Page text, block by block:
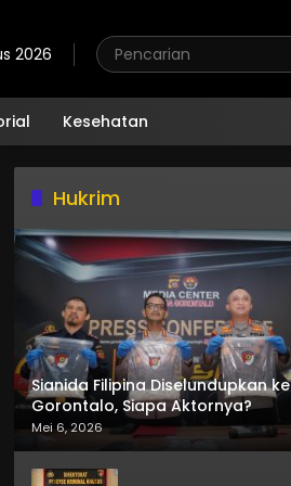
2026
Kesehatan
Hukrim
Sianida Filipina Diselundupkan ke
Gorontalo, Siapa Aktornya?
Mei 6, 2026